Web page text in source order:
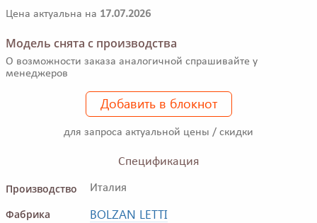
Цена актуальна на 17.07.2026
Модель снята с производства
О возможности заказа аналогичной спрашивайте у
менеджеров
Добавить в блокнот
для запроса актуальной цены / скидки
Спецификация
Производство
Италия
Фабрика BOLZAN LETTI